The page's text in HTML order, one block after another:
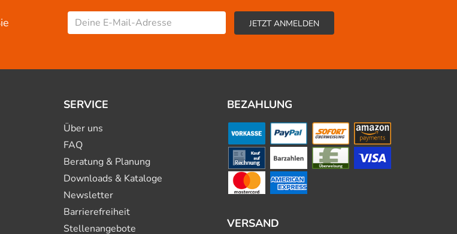
SERVICE
Über uns
FAQ
Beratung & Planung
Downloads & Kataloge
Newsletter
Barrierefreiheit
Stellenangebote
BEZAHLUNG
VERSAND